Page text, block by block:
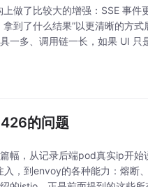
做了比较大的增强：SSE 事
到了什么结果”以更清晰的方
一多、调用链一长，如果 UI
的问题
幅，从记录后端pod真实ip开
，到envoy的各种能力：熔断